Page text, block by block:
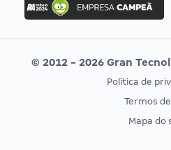
Concurso MPU
Editais publicados
CONCURSOS POR PROFISSÃO
© 2012 - 2026 Gran
Política de
Termos
Mapa do